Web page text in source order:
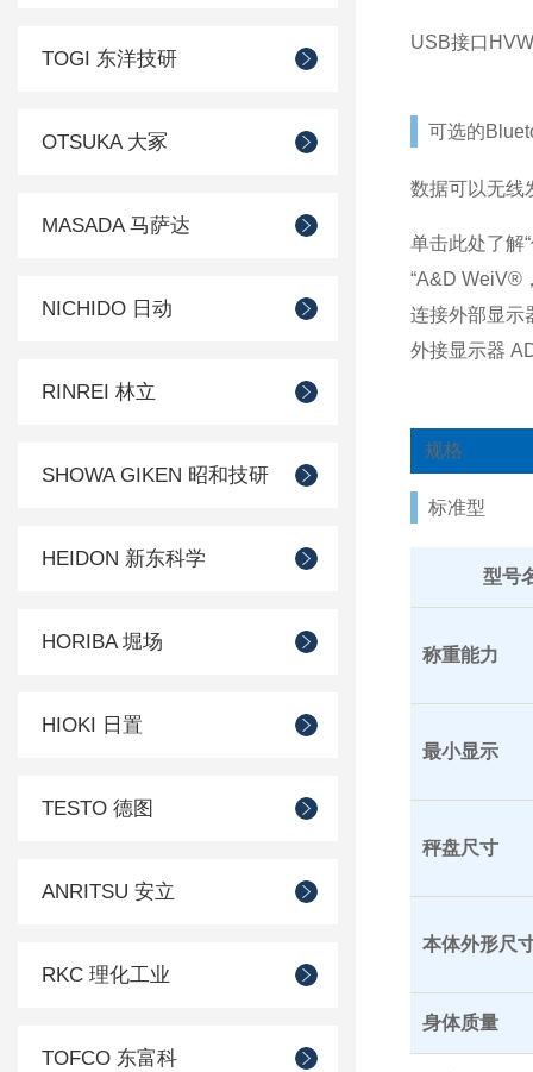
TOGI 东洋技研
OTSUKA 大冢
MASADA 马萨达
NICHIDO 日动
RINREI 林立
SHOWA GIKEN 昭和技研
HEIDON 新东科学
HORIBA 堀场
HIOKI 日置
TESTO 德图
ANRITSU 安立
RKC 理化工业
TOFCO 东富科
USB接口
可选的
数据可以无线
单击此处了解
“A&D WeiV®
连接外部显示
外接显示器
规格
标准型
型号
称重能力
最小显示
秤盘尺寸
本体外形尺
身体质量